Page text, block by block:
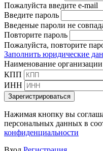
Пожалуйста введите e-mail
Введите пароль
Введеные пароли не
Повторите пароль
Пожалуйста, повторите
Заполнить юридические
Наименование организации
КПП
ИНН
Зарегистрироваться
Нажимая кнопку вы
персональных данных в
конфиденциальности